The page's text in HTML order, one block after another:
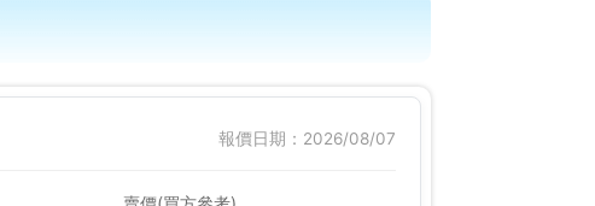
報價日期：2026/08/07